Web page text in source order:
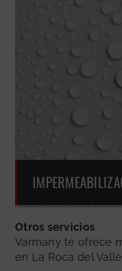
Otros servicios
Varmany te ofrece
en La Roca del